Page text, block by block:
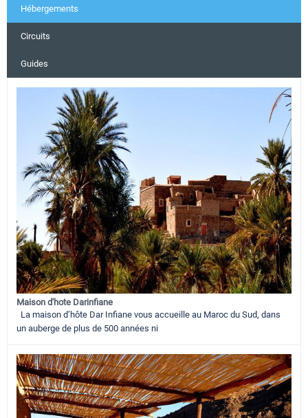
Hébergements
Circuits
Guides
Maison d'hote Darinfiane
La maison d’hôte Dar Infiane vous accueille au Maroc du Sud, dans
un auberge de plus de 500 années ni